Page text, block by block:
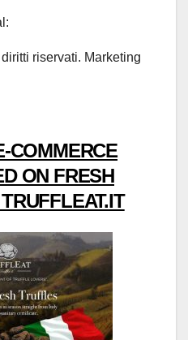
riservati. Marketing
COMMERCE
ON FRESH